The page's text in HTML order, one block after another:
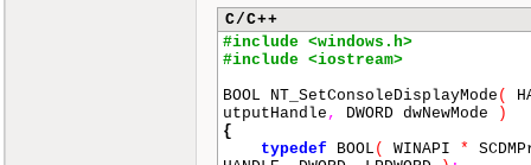
C/C++
#include <windows.h>
#include <iostream>
BOOL NT_SetConsoleDisplayMode (
utputHandle , DWORD dwNewMode
)
{
typedef BOOL ( WINAPI *